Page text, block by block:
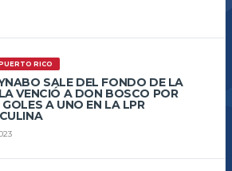
RICO
SALE DEL FONDO DE LA
VENCIÓ A DON BOSCO POR
A UNO EN LA LPR